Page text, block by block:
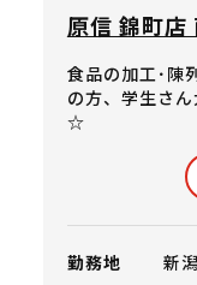
原信 錦町店
食品の加工･陳
の方、学生さ
☆
勤務地
新